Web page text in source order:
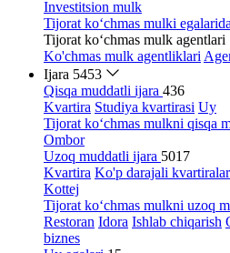
Investitsion mulk
Tijorat ko‘chmas mulki
Tijorat ko‘chmas mulk agentlari
Ko'chmas mulk agentliklari
Ijara 5453
Qisqa muddatli ijara 436
Kvartira Studiya kvartirasi Uy
Tijorat ko‘chmas mulkni qisqa
Ombor
Uzoq muddatli ijara 5017
Kvartira Ko'p darajali kvartiralar
Kottej
Tijorat ko‘chmas mulkni uzoq
Restoran Idora Ishlab chiqarish
biznes